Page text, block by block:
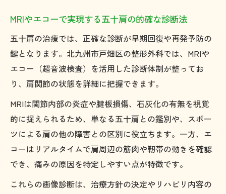
MRIやエコーで実現する五十肩の的確な診断法
五十肩の治療では、正確な診断が早期回復や再発予防の
鍵となります。北九州市戸畑区の整形外科では、MRIや
エコー（超音波検査）を活用した診断体制が整ってお
り、肩関節の状態を詳細に把握できます。
MRIは関節内部の炎症や腱板損傷、石灰化の有無を視覚
的に捉えられるため、単なる五十肩との鑑別や、スポー
ツによる肩の他の障害との区別に役立ちます。一方、エ
コーはリアルタイムで肩周辺の筋肉や靭帯の動きを確認
でき、痛みの原因を特定しやすい点が特徴です。
これらの画像診断は、治療方針の決定やリハビリ内容の